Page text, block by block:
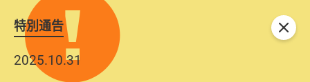
特別通告
2025.10.31
关闭